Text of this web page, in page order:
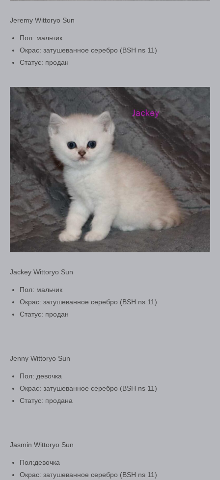
Jeremy Wittoryo Sun
Пол: мальчик
Окрас: затушеванное серебро (BSH ns 11)
Статус: продан
Jackey Wittoryo Sun
Пол: мальчик
Окрас: затушеванное серебро (BSH ns 11)
Статус: продан
Jenny Wittoryo Sun
Пол: девочка
Окрас: затушеванное серебро (BSH ns 11)
Статус: продана
Jasmin Wittoryo Sun
Пол:девочка
Окрас: затушеванное серебро (BSH ns 11)